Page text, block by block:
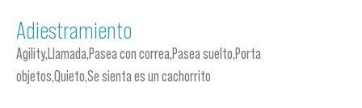
Adiestramiento
Agility,Llamada,Pasea con correa,Pasea suelto,Porta
objetos,Quieto,Se sienta es un cachorrito